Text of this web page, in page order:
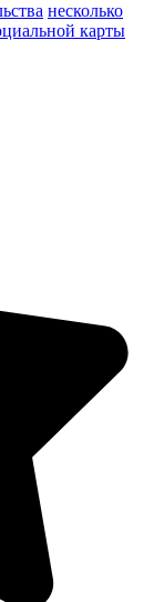
несколько
карты